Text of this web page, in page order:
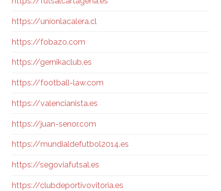
https://unionlacalera.cl
https://fobazo.com
https://gernikaclub.es
https://football-law.com
https://valencianista.es
https://juan-senor.com
https://mundialdefutbol2014.es
https://segoviafutsal.es
https://clubdeportivovitoria.es